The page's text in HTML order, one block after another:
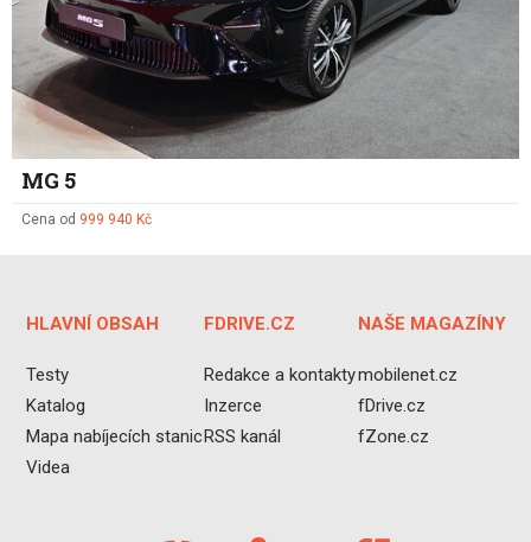
MG 5
Cena od 999 940 Kč
HLAVNÍ OBSAH
Testy
Katalog
Mapa nabíjecích stanic
Videa
FDRIVE.CZ
Redakce a kontakty
Inzerce
RSS kanál
NAŠE MAGAZÍNY
mobilenet.cz
fDrive.cz
fZone.cz